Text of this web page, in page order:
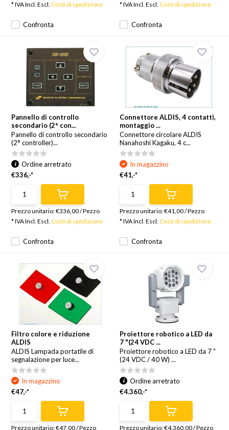
Confronta
* IVA Incl. Escl.Costi di spedizione
Confronta
* IVA Incl. Escl. Costi di spedizione
Pannello di controllo
secondario (2° con...
Pannello di controllo secondario
(2° controller)...
Confronta
Ordine arretrato
€336,-*
Prezzo unitario:€336,00/Pezzo
* IVA Incl. Escl.Costi di spedizione
Connettore ALDIS, 4 contatti,
montaggio ...
Connettore circolare ALDIS
Nanahoshi Kagaku, 4 c...
Confronta
In magazzino
€41,-*
Prezzo unitario:€41,00/Pezzo
* IVA Incl. Escl. Costi di spedizione
Filtro colore e riduzione
ALDIS
ALDIS Lampada portatile di
segnalazione per luce...
In magazzino
€47,-*
Prezzo unitario:€47,00/Pezzo
Proiettore robotico a LED da
7 "(24 VDC ...
Proiettore robotico a LED da 7 "
(24 VDC / 40 W) ...
Ordine arretrato
€4.360,-*
Prezzo unitario:€4.360,00/Pezzo